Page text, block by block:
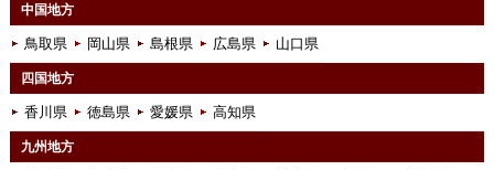
中国地方
鳥取県 岡山県 島根県 広島県 山口県
四国地方
香川県 徳島県 愛媛県 高知県
九州地方